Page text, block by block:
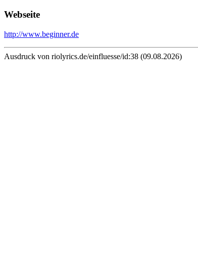
Webseite
http://www.beginner.de
Ausdruck von riolyrics.de/einfluesse/id:38 (09.08.2026)